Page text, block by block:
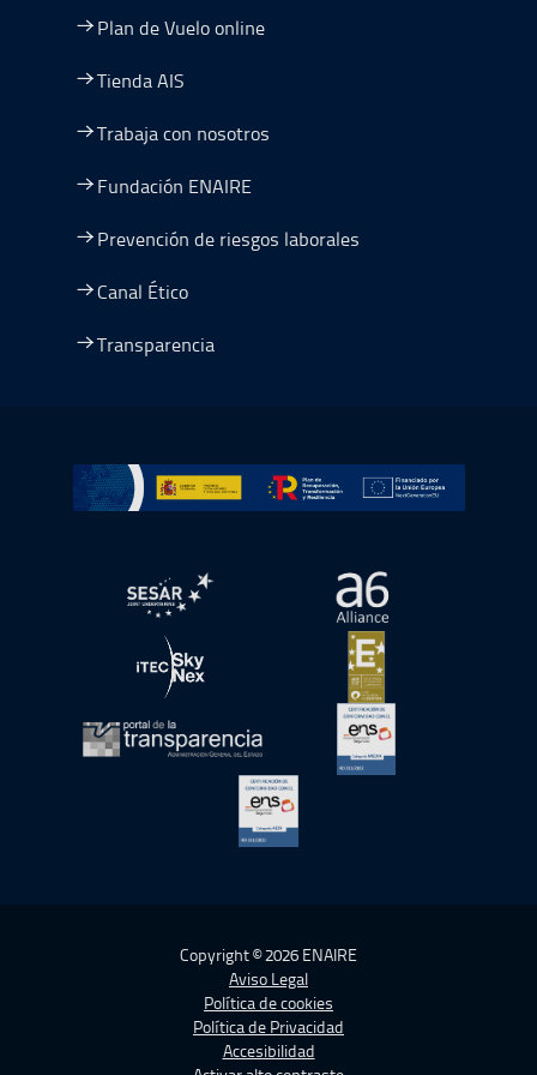
Plan de Vuelo online
Tienda AIS
Trabaja con nosotros
Fundación ENAIRE
Prevención de riesgos laborales
Canal Ético
Transparencia
Ir a Plan de Recuperación, Transformación y
abre en ventana nueva abre en ventana
abre en ventana nueva abre en ventana
abre en ventana nueva
Copyright © 2026 ENAIRE
Aviso Legal
Política de cookies
Política de Privacidad
Accesibilidad